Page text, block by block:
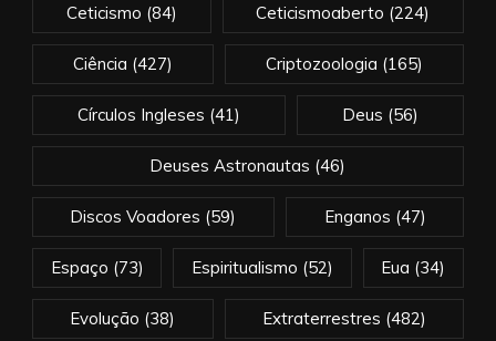
Ceticismo (84) Ceticismoaberto (224)
Ciência (427) Criptozoologia (165)
Círculos Ingleses (41) Deus (56)
Deuses Astronautas (46)
Discos Voadores (59) Enganos (47)
Espaço (73) Espiritualismo (52) Eua (34)
Evolução (38) Extraterrestres (482)